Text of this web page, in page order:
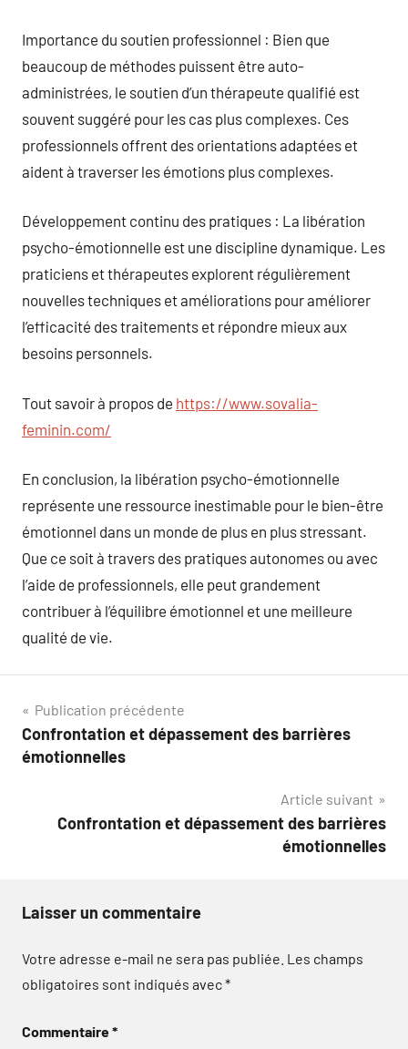
Importance du soutien professionnel : Bien que
beaucoup de méthodes puissent être auto-
administrées, le soutien d’un thérapeute qualifié est
souvent suggéré pour les cas plus complexes. Ces
professionnels offrent des orientations adaptées et
aident à traverser les émotions plus complexes.
Développement continu des pratiques : La libération
psycho-émotionnelle est une discipline dynamique. Les
praticiens et thérapeutes explorent régulièrement
nouvelles techniques et améliorations pour améliorer
l’efficacité des traitements et répondre mieux aux
besoins personnels.
Tout savoir à propos de https://www.sovalia-
feminin.com/
En conclusion, la libération psycho-émotionnelle
représente une ressource inestimable pour le bien-être
émotionnel dans un monde de plus en plus stressant.
Que ce soit à travers des pratiques autonomes ou avec
l’aide de professionnels, elle peut grandement
contribuer à l’équilibre émotionnel et une meilleure
qualité de vie.
Navigation
de
Publication précédente
Confrontation et dépassement des barrières
émotionnelles
Article suivant
Confrontation et dépassement des barrières
émotionnelles
Laisser un commentaire
Votre adresse e-mail ne sera pas publiée. Les champs
obligatoires sont indiqués avec*
Commentaire*